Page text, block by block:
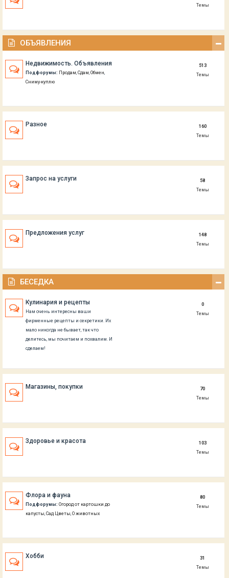
Темы
ОБЪЯВЛЕНИЯ
Недвижимость. Объявления
Подфорумы: Продам Сдам Обмен
Сниму-куплю
513
Темы
Разное
160
Темы
Запрос на услуги
58
Темы
Предложения услуг
148
Темы
БЕСЕДКА
Кулинария и рецепты
Нам очень интересны ваши
фирменные рецепты и секретики. Их
мало никогда не бывает, так что
делитесь, мы почитаем и похвалим. И
сделаем!
0
Темы
Магазины, покупки
70
Темы
Здоровье и красота
103
Темы
Флора и фауна
Подфорумы: Огород от картошки до
капусты Сад Цветы О животных
80
Темы
Хобби
31
Темы